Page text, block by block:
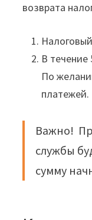
возврата
В течение
По
платежей.
Важно!
службы
сумму